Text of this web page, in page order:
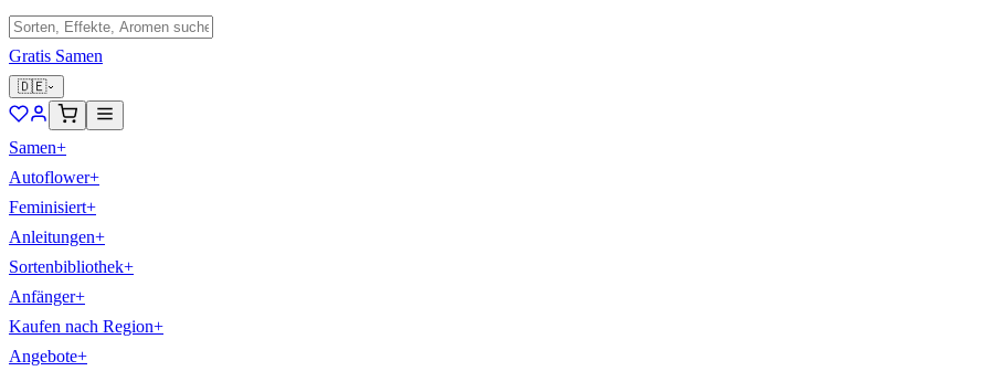
Gratis Samen
🇩🇪
Samen+
Autoflower+
Feminisiert+
Anleitungen+
Sortenbibliothek+
Anfänger+
Kaufen nach Region+
Angebote+